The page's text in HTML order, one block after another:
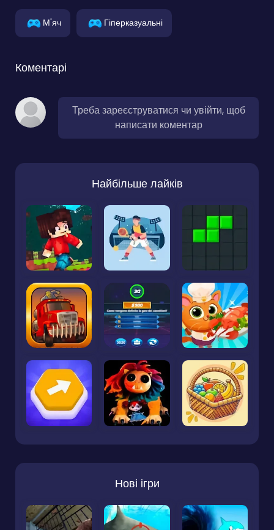
М'яч Гіперказуальні
Коментарі
Треба зареєструватися чи увійти, щоб
написати коментар
Найбільше лайків
Нові ігри